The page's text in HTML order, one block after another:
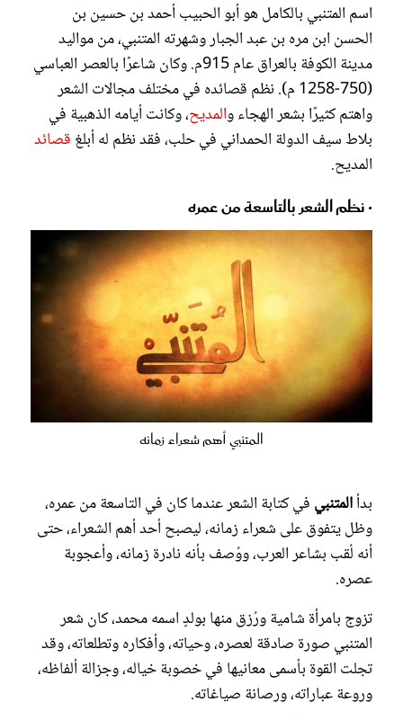
اسم المتنبي بالكامل هو أبو الحبيب أحمد بن حسين بن
الحسن ابن مره بن عبد الجبار وشهرته المتنبي، من مواليد
مدينة الكوفة بالعراق عام 915م. وكان شاعرًا بالعصر العباسي
(750-1258 م). نظم قصائده في مختلف مجالات الشعر
واهتم كثيرًا بشعر الهجاء والمديح، وكانت أيامه الذهبية في
بلاط سيف الدولة الحمداني في حلب، فقد نظم له أبلغ قصائد
المديح.
• نظم الشعر بالتاسعة من عمره
المتنبي أهم شعراء زمانه
بدأالمتنبي في كتابة الشعر عندما كان في التاسعة من عمره،
وظل يتفوق على شعراء زمانه، ليصبح أحد أهم الشعراء، حتى
أنه لُقب بشاعر العرب، ووُصف بأنه نادرة زمانه، وأعجوبة
عصره.
تزوج بامرأة شامية ورُزق منها بولدٍ اسمه محمد، كان شعر
المتنبي صورة صادقة لعصره، وحياته، وأفكاره وتطلعاته، وقد
تجلت القوة بأسمى معانيها في خصوبة خياله، وجزالة ألفاظه،
وروعة عباراته، ورصانة صياغاته.